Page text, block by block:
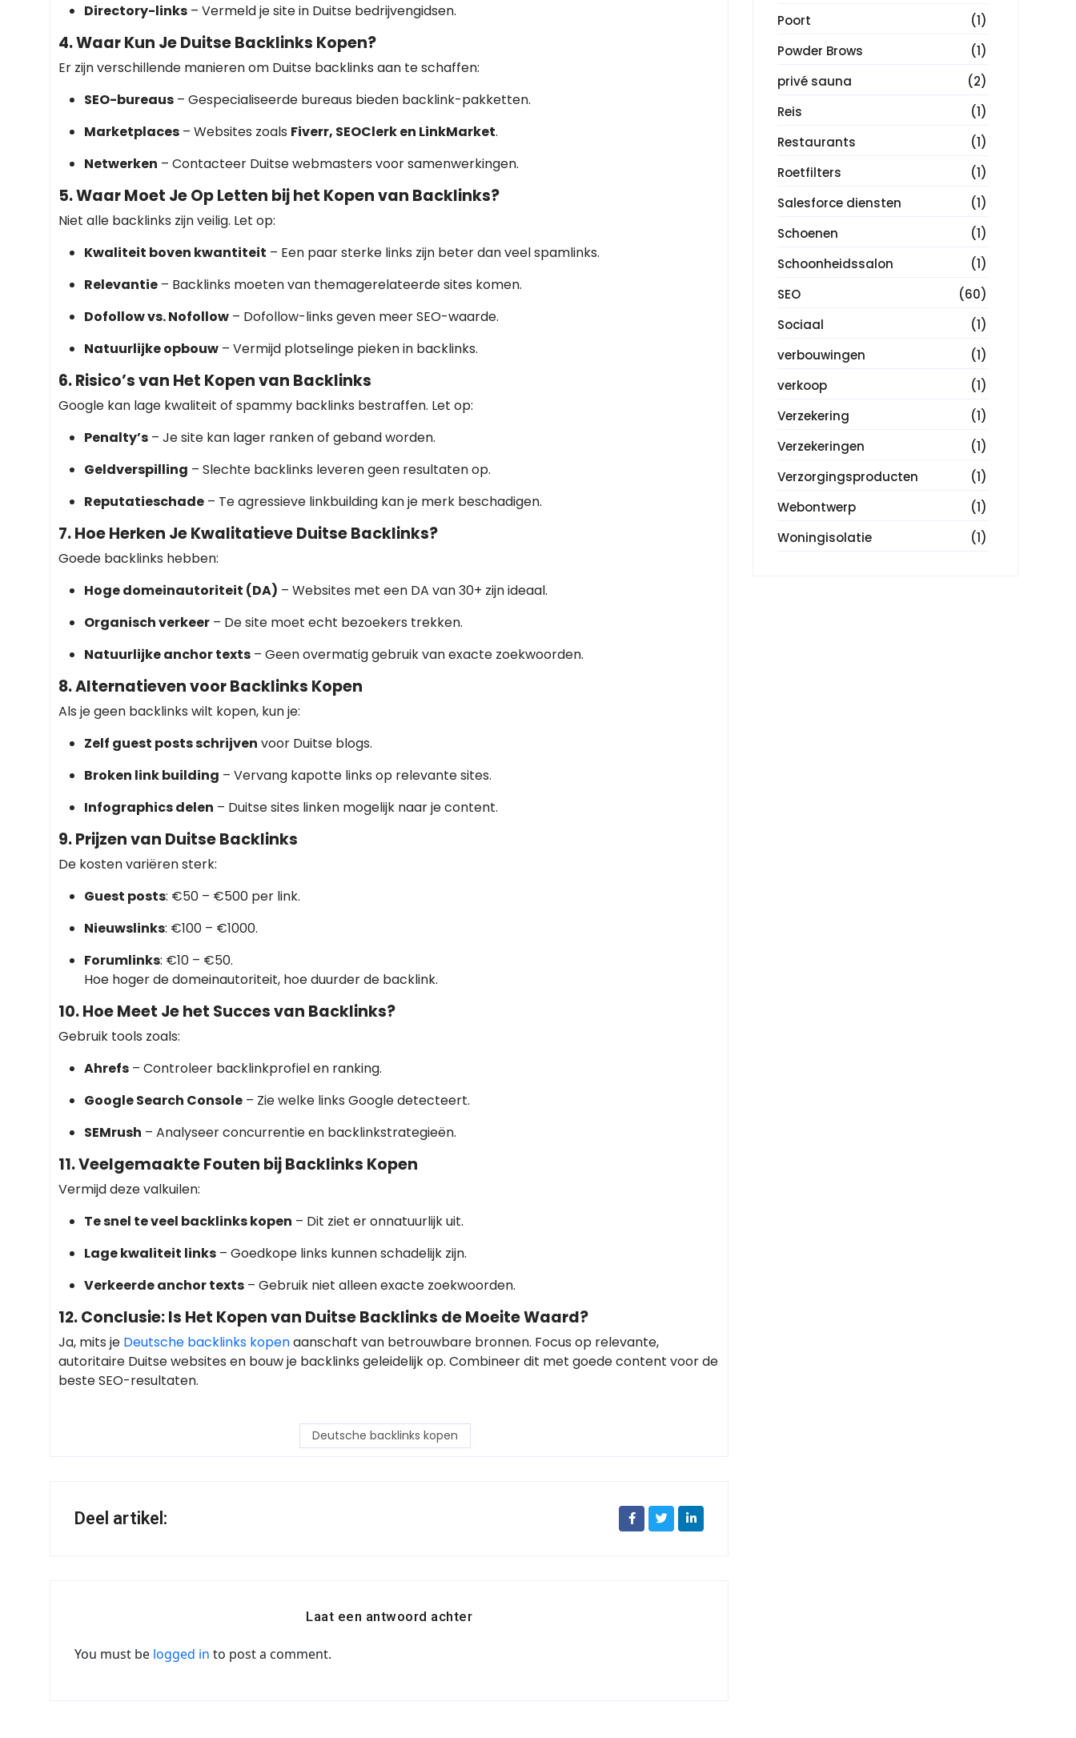
Directory-links – Vermeld je site in Duitse bedrijvengidsen.
4. Waar Kun Je Duitse Backlinks Kopen?
Er zijn verschillende manieren om Duitse backlinks aan te schaffen:
SEO-bureaus – Gespecialiseerde bureaus bieden backlink-pakketten.
Marketplaces – Websites zoals Fiverr, SEOClerk en LinkMarket.
Netwerken – Contacteer Duitse webmasters voor samenwerkingen.
5. Waar Moet Je Op Letten bij het Kopen van Backlinks?
Niet alle backlinks zijn veilig. Let op:
Kwaliteit boven kwantiteit – Een paar sterke links zijn beter dan veel spamlinks.
Relevantie – Backlinks moeten van themagerelateerde sites komen.
Dofollow vs. Nofollow – Dofollow-links geven meer SEO-waarde.
Natuurlijke opbouw – Vermijd plotselinge pieken in backlinks.
6. Risico’s van Het Kopen van Backlinks
Google kan lage kwaliteit of spammy backlinks bestraffen. Let op:
Penalty’s – Je site kan lager ranken of geband worden.
Geldverspilling – Slechte backlinks leveren geen resultaten op.
Reputatieschade – Te agressieve linkbuilding kan je merk beschadigen.
7. Hoe Herken Je Kwalitatieve Duitse Backlinks?
Goede backlinks hebben:
Hoge domeinautoriteit (DA) – Websites met een DA van 30+ zijn ideaal.
Organisch verkeer – De site moet echt bezoekers trekken.
Natuurlijke anchor texts – Geen overmatig gebruik van exacte zoekwoorden.
8. Alternatieven voor Backlinks Kopen
Als je geen backlinks wilt kopen, kun je:
Zelf guest posts schrijven voor Duitse blogs.
Broken link building – Vervang kapotte links op relevante sites.
Infographics delen – Duitse sites linken mogelijk naar je content.
9. Prijzen van Duitse Backlinks
De kosten variëren sterk:
Guest posts: €50 – €500 per link.
Nieuwslinks: €100 – €1000.
Forumlinks: €10 – €50.
Hoe hoger de domeinautoriteit, hoe duurder de backlink.
10. Hoe Meet Je het Succes van Backlinks?
Gebruik tools zoals:
Ahrefs – Controleer backlinkprofiel en ranking.
Google Search Console – Zie welke links Google detecteert.
SEMrush – Analyseer concurrentie en backlinkstrategieën.
11. Veelgemaakte Fouten bij Backlinks Kopen
Vermijd deze valkuilen:
Te snel te veel backlinks kopen – Dit ziet er onnatuurlijk uit.
Lage kwaliteit links – Goedkope links kunnen schadelijk zijn.
Verkeerde anchor texts – Gebruik niet alleen exacte zoekwoorden.
12. Conclusie: Is Het Kopen van Duitse Backlinks de Moeite Waard?
Ja, mits je Deutsche backlinks kopenaanschaft van betrouwbare bronnen. Focus op relevante,
autoritaire Duitse websites en bouw je backlinks geleidelijk op. Combineer dit met goede content voor de
beste SEO-resultaten.
Deutsche backlinks kopen
Deel artikel:
Laat een antwoord achter
You must be logged in to post a comment.
Poort
(1)
Powder Brows
(1)
privé sauna
(2)
Reis
(1)
Restaurants
(1)
Roetfilters
(1)
Salesforce diensten
(1)
Schoenen
(1)
Schoonheidssalon
(1)
SEO
(60)
Sociaal
(1)
verbouwingen
(1)
verkoop
(1)
Verzekering
(1)
Verzekeringen
(1)
Verzorgingsproducten
(1)
Webontwerp
(1)
Woningisolatie
(1)